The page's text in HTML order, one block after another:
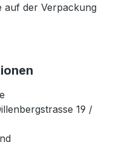
auf der Verpackung
19 /